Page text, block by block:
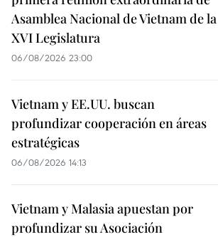
Asamblea Nacional de Vietnam de la
XVI Legislatura
06/08/2026 23:00
Vietnam y EE.UU. buscan
profundizar cooperación en áreas
estratégicas
06/08/2026 14:13
Vietnam y Malasia apuestan por
profundizar su Asociación